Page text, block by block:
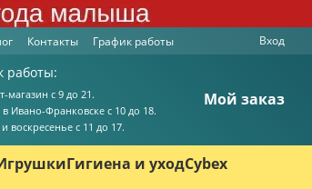
Контакты График работы Вход
работы:
магазин с 9 до 21.
Ивано-Франковске с 10 до 18.
воскресенье с 11 до 17.
Мой заказ
Гигиена и уходCybex